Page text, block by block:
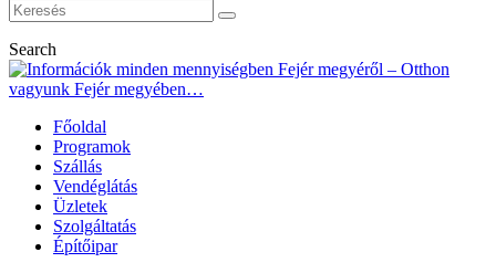
Search
Főoldal
Programok
Szállás
Vendéglátás
Üzletek
Szolgáltatás
Építőipar